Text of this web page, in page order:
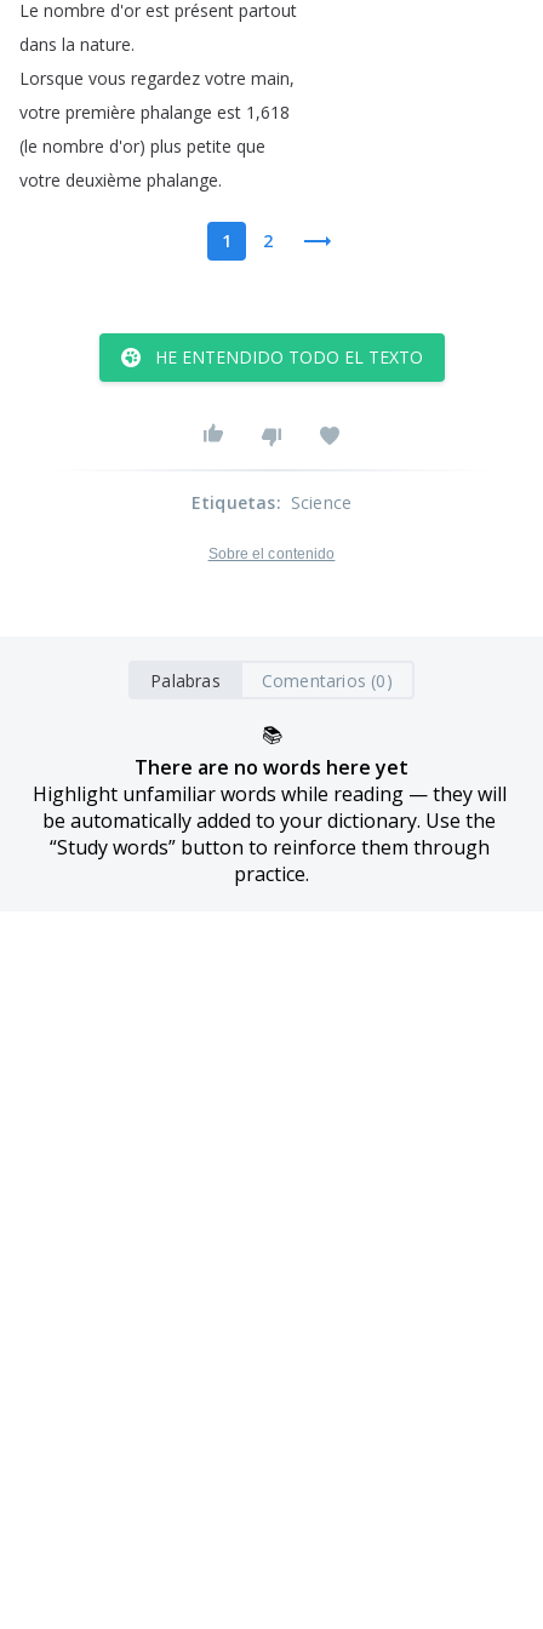
Le nombre d'or est présent partout
dans la nature.
Lorsque vous regardez votre main,
votre première phalange est 1,618
(le nombre d'or) plus petite que
votre deuxième phalange.
1 2
HE ENTENDIDO TODO EL TEXTO
Etiquetas: Science
Sobre el contenido
Palabras Comentarios (0)
📚
There are no words here yet
Highlight unfamiliar words while reading — they will
be automatically added to your dictionary. Use the
“Study words” button to reinforce them through
practice.